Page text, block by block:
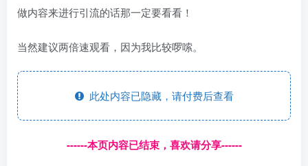
做内容来进行引流的话那一定要看看！
当然建议两倍速观看，因为我比较啰嗦。
此处内容已隐藏，请付费后查看
------本页内容已结束，喜欢请分享------